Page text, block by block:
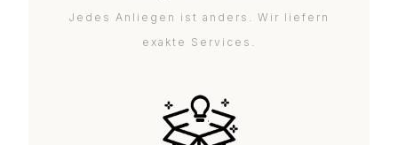
Jedes Anliegen ist anders. Wir liefern
exakte Services.